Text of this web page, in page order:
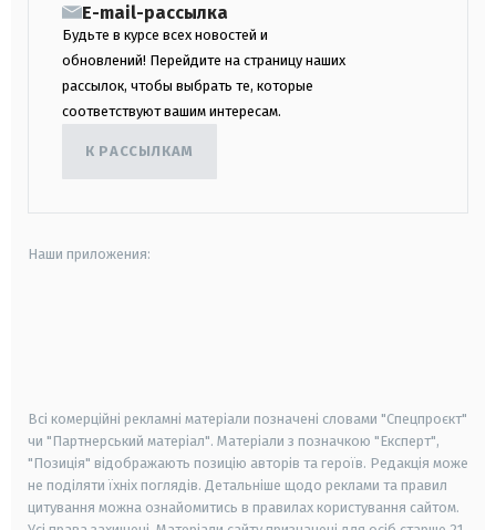
E-mail-рассылка
Будьте в курсе всех новостей и
обновлений! Перейдите на страницу наших
рассылок, чтобы выбрать те, которые
соответствуют вашим интересам.
К РАССЫЛКАМ
Наши приложения:
Всі комерційні рекламні матеріали позначені словами "Спецпроєкт"
чи "Партнерський матеріал". Матеріали з позначкою "Експерт",
"Позиція" відображають позицію авторів та героїв. Редакція може
не поділяти їхніх поглядів. Детальніше щодо реклами та правил
цитування можна ознайомитись в правилах користування сайтом.